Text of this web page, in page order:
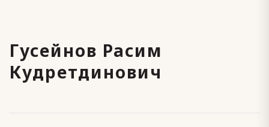
Гусейнов Расим
Кудретдинович